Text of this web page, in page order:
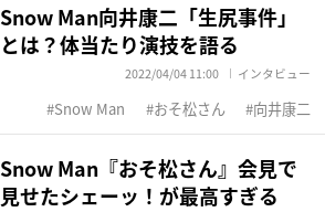
Snow Man向井康二「生尻事件」
とは？体当たり演技を語る
2022/04/04 11:00 インタビュー
Snow Man おそ松さん 向井康二
Snow Man『おそ松さん』会見で
見せたシェーッ！が最高すぎる